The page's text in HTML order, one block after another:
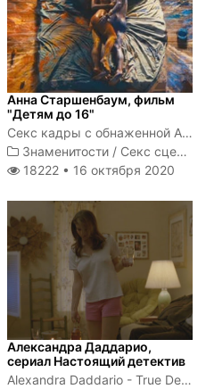
Анна Старшенбаум, фильм
"Детям до 16"
Секс кадры с обнаженной Анной Старшенбаум
Знаменитости / Секс сцены
18222 • 16 октября 2020
Александра Даддарио,
сериал Настоящий детектив
Alexandra Daddario - True Detective s01e02 (2014)